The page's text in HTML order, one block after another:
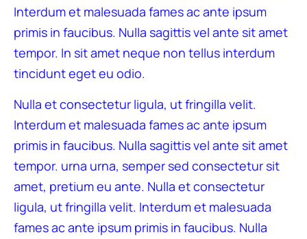
Interdum et malesuada fames ac ante ipsum
primis in faucibus. Nulla sagittis vel ante sit amet
tempor. In sit amet neque non tellus interdum
tincidunt eget eu odio.
Nulla et consectetur ligula, ut fringilla velit.
Interdum et malesuada fames ac ante ipsum
primis in faucibus. Nulla sagittis vel ante sit amet
tempor. urna urna, semper sed consectetur sit
amet, pretium eu ante. Nulla et consectetur
ligula, ut fringilla velit. Interdum et malesuada
fames ac ante ipsum primis in faucibus. Nulla